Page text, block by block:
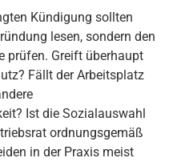
Kündigung sollten
lesen, sondern den
prüfen. Greift überhaupt
Fällt der Arbeitsplatz
Ist die Sozialauswahl
ordnungsgemäß
in der Praxis meist